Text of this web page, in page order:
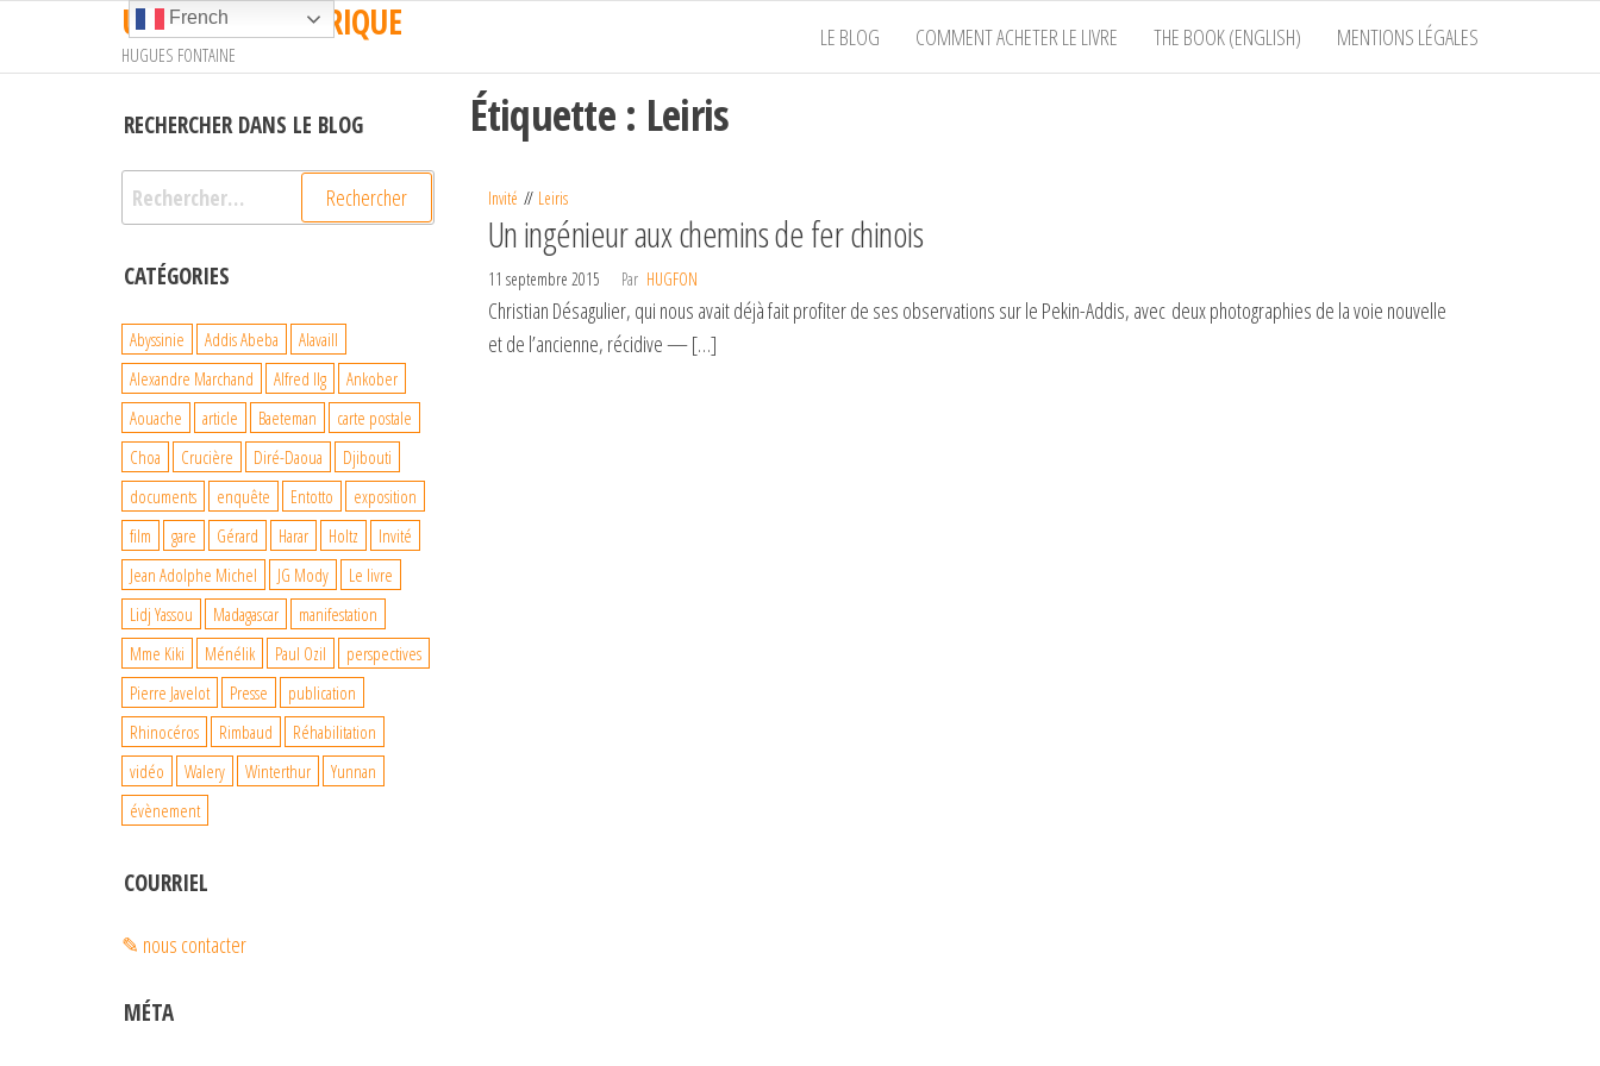
contenu
UN TRAIN EN AFRIQUE
HUGUES FONTAINE
LE BLOG COMMENT ACHETER LE LIVRE THE BOOK (ENGLISH) MENTIONS LÉGALES
Étiquette : Leiris
Invité Leiris
Un ingénieur aux chemins de fer chinois
11 septembre 2015 Par HUGFON
Christian Désagulier, qui nous avait déjà fait profiter de ses observations sur le Pekin-Addis, avec deux photographies de la voie nouvelle
et de l’ancienne, récidive — […]
RECHERCHER DANS LE BLOG
Rechercher :
CATÉGORIES
Abyssinie Addis Abeba
Alavaill
Alexandre Marchand
Alfred Ilg
Ankober
Aouache
article Baeteman
carte postale
Choa
Crucière Diré-Daoua
Djibouti
documents
enquête Entotto
exposition
film
gare Gérard Harar Holtz
Invité
Jean Adolphe Michel
JG Mody
Le livre
Lidj Yassou
Madagascar
manifestation
Mme Kiki
Ménélik Paul Ozil
perspectives
Pierre Javelot
Presse
publication
Rhinocéros
Rimbaud
Réhabilitation
vidéo
Walery Winterthur
Yunnan
évènement
COURRIEL
✎ nous contacter
MÉTA
French